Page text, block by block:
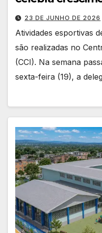
23 DE JUNHO DE 2026
Atividades esportivas
são realizadas no
(CCI). Na semana
sexta-feira (19), a